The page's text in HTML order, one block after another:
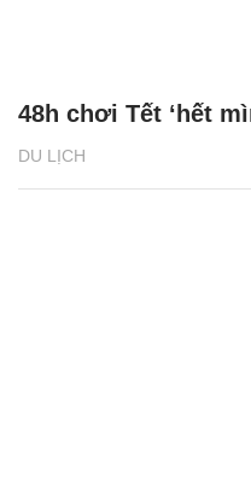
DU LỊCH
48h chơi Tết ‘hết